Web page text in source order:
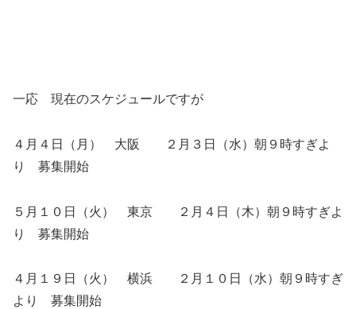
一応 現在のスケジュールですが
４月４日（月） 大阪 ２月３日（水）朝９時すぎよ
り 募集開始
５月１０日（火） 東京 ２月４日（木）朝９時すぎよ
り 募集開始
４月１９日（火） 横浜 ２月１０日（水）朝９時すぎ
より 募集開始